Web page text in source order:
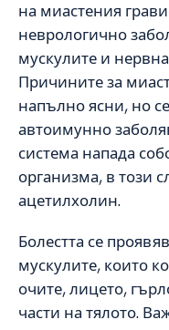
на миастения
неврологично
мускулите и
Причините за
напълно ясни, но
автоимунно
система напада
организма, в този
ацетилхолин.
Болестта се
мускулите, които
очите, лицето,
части на тялото.